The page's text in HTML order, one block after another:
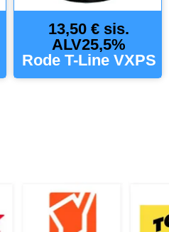
13,50 € sis.
ALV25,5%
Rode T-Line VXPS